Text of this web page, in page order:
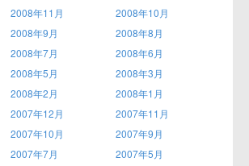
2008年11月
2008年10月
2008年9月
2008年8月
2008年7月
2008年6月
2008年5月
2008年3月
2008年2月
2008年1月
2007年12月
2007年11月
2007年10月
2007年9月
2007年7月
2007年5月